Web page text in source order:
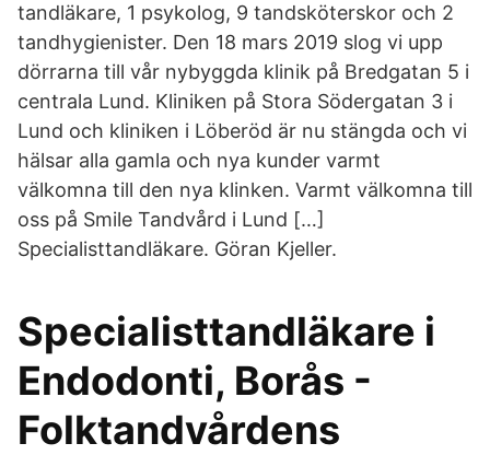
tandläkare, 1 psykolog, 9 tandsköterskor och 2
tandhygienister. Den 18 mars 2019 slog vi upp
dörrarna till vår nybyggda klinik på Bredgatan 5 i
centrala Lund. Kliniken på Stora Södergatan 3 i
Lund och kliniken i Löberöd är nu stängda och vi
hälsar alla gamla och nya kunder varmt
välkomna till den nya klinken. Varmt välkomna till
oss på Smile Tandvård i Lund […]
Specialisttandläkare. Göran Kjeller.
Specialisttandläkare i
Endodonti, Borås -
Folktandvårdens